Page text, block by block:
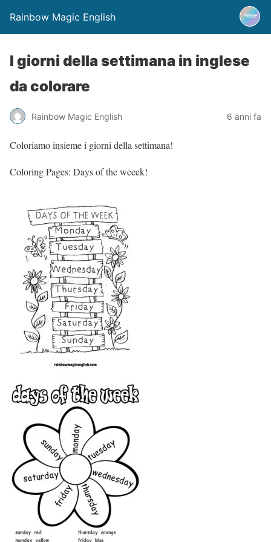
Rainbow Magic English
I giorni della settimana in inglese
da colorare
Rainbow Magic English 6 anni fa
Coloriamo insieme i giorni della settimana!
Coloring Pages: Days of the weeek!